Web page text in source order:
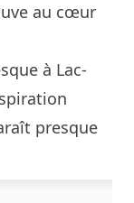
au cœur
à Lac-
presque